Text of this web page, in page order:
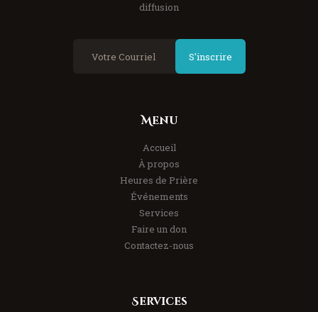
diffusion
S'inscrire
Menu
Accueil
À propos
Heures de Prière
Événements
Services
Faire un don
Contactez-nous
Services